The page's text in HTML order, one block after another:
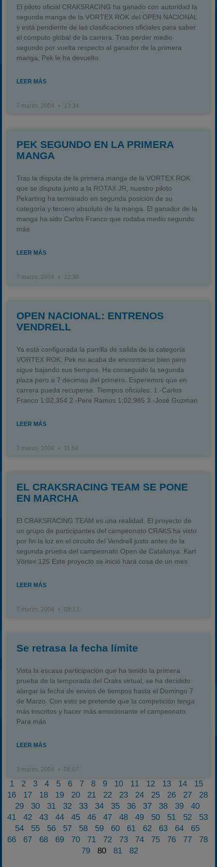
El piloto oficial CRAKSRACING ha ganado con autoridad la
segunda manga de la VORTEX ROK del OPEN NACIONAL
y está pendiente de las clasificaciones oficiales para saber
el cómputo global de la carrera. Tras perder medio
segundo por vuelta respecto al ganador de la primera
manga, Pek le ha devuelto
LEER MÁS
7 marzo, 2004 13:34
PEK SEGUNDO EN LA PRIMERA
MANGA
Tras la disputa de la primera manga de la VORTEX ROK
que se disputa junto a la ROTAX JR, nuestro piloto
Pekarting ha terminado en segunda posición de su
categoría y tercero absoluto de la manga. El ganador de la
manga ha sido Carlos Franco que rodaba medio segundo
más
LEER MÁS
7 marzo, 2004 12:30
OPEN NACIONAL: ENTRENOS
VENDRELL
Ya está configurada la parrilla de salida de la categoría
VORTEX ROK. Pek no acaba de encontrarse bien pero
sigue bajando sus tiempos. Ha conseguido la segunda
plaza pero a 7 décimas del primero. Esperemos que en
carrera pueda recuperse. Tiempos oficiales: 1.-Carlos
Franco 1:02,354 2.-Pere Ramos 1:02,985 3.-José Guzman
LEER MÁS
7 marzo, 2004 11:54
EL CRAKSRACING TEAM SE PONE
EN MARCHA
El CRAKSRACING TEAM es una realidad. El proyecto de
un grupo de participantes del campeonato CRAKS ha visto
por fin la luz en el circuito del Vendrell justo antes de la
segunda prueba del campeonato Open de Catalunya. Kart
Vórtex 125 Este proyecto se inició hará cosa de un mes
LEER MÁS
7 marzo, 2004 08:13
Se retrasa la fecha límite
Vista la escasa participación que ha tenido la primera
prueba de la temporada del Craks virtual, se ha decidido
alargar la fecha de envios de tiempos hasta el Domingo 7
de Marzo. Con esto se pretende que la competición tenga
más inscritos y hacer más emocionante el campeonato.
Para más
LEER MÁS
3 marzo, 2004 06:07
1 2 3 4 5 6 7 8 9 10 11 12 13 14
15
16
17 18 19 20 21 22 23 24 25 26 27
28
29
30 31 32 33 34 35 36 37 38 39
40
41
42 43 44 45 46 47 48 49 50 51 52
53
54
55 56 57 58 59 60 61 62 63 64
65
66
67 68 69 70 71 72 73 74 75 76 77
78
79
80 81 82